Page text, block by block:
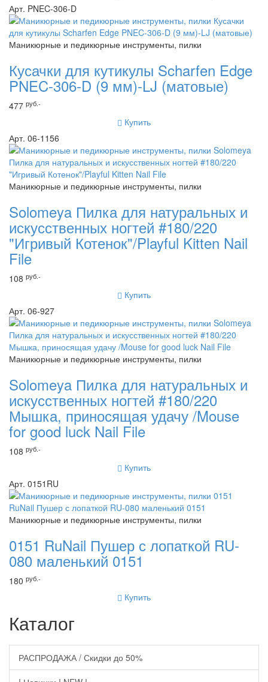
Арт. PNEC-306-D
Маникюрные и педикюрные инструменты, пилки
Кусачки для кутикулы Scharfen Edge
PNEC-306-D (9 мм)-LJ (матовые)
477 руб.-
Купить
Арт. 06-1156
Маникюрные и педикюрные инструменты, пилки
Solomeya Пилка для натуральных и
искусственных ногтей #180/220
"Игривый Котенок"/Playful Kitten Nail
File
108 руб.-
Купить
Арт. 06-927
Маникюрные и педикюрные инструменты, пилки
Solomeya Пилка для натуральных и
искусственных ногтей #180/220
Мышка, приносящая удачу /Mouse
for good luck Nail File
108 руб.-
Купить
Арт. 0151RU
Маникюрные и педикюрные инструменты, пилки
0151 RuNail Пушер с лопаткой RU-
080 маленький 0151
180 руб.-
Купить
Каталог
РАСПРОДАЖА / Скидки до 50%